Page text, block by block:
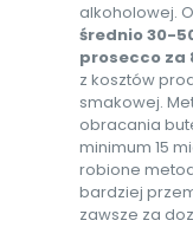
alkoholowej.
średnio 30-
prosecco za
z kosztów
smakowej.
obracania
minimum 15
robione
bardziej
zawsze za